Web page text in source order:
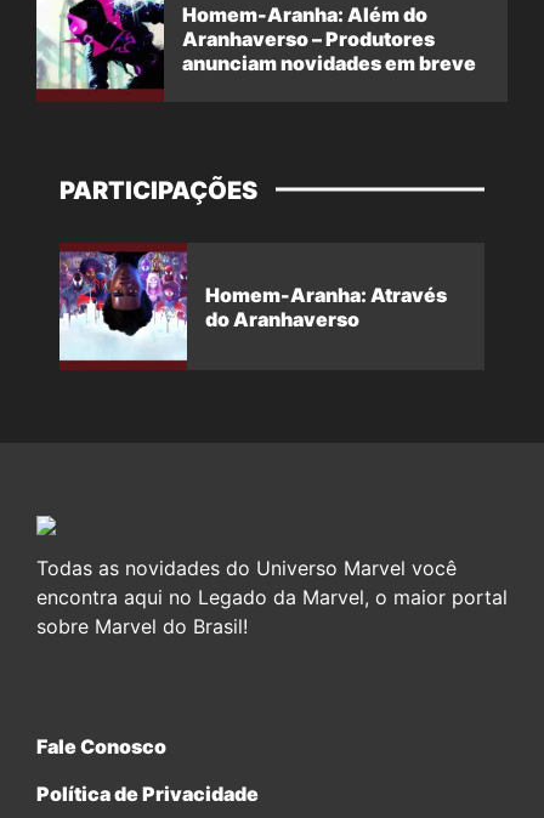
Homem-Aranha: Além do
Aranhaverso – Produtores
anunciam novidades em breve
PARTICIPAÇÕES
Homem-Aranha: Através
do Aranhaverso
Todas as novidades do Universo Marvel você
encontra aqui no Legado da Marvel, o maior portal
sobre Marvel do Brasil!
Fale Conosco
Política de Privacidade